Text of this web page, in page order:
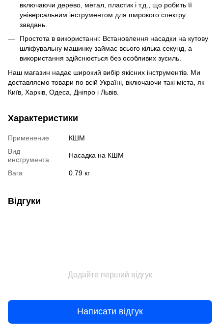
включаючи дерево, метал, пластик і т.д., що робить її
універсальним інструментом для широкого спектру
завдань.
Простота в використанні: Встановлення насадки на кутову
шліфувальну машинку займає всього кілька секунд, а
використання здійснюється без особливих зусиль.
Наш магазин надає широкий вибір якісних інструментів. Ми
доставляємо товари по всій Україні, включаючи такі міста, як
Київ, Харків, Одеса, Дніпро і Львів.
Характеристики
Применение
КШМ
Вид
инструмента
Насадка на КШМ
Вага 0.79 кг
Відгуки
Додайте перший відгук
Написати відгук